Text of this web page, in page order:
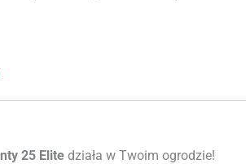
25 Elite działa w Twoim ogrodzie!